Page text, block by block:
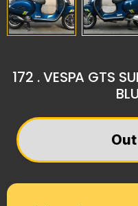
172 . VESPA GTS